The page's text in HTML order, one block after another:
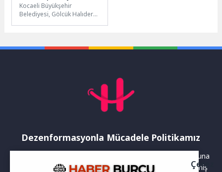
yenilendi
Kocaeli Büyükşehir
Belediyesi, Gölcük Halıdere
yaşamını kolaylaştırmaya
Dezenformasyonla Mücadele Politikamız
Yayınlanan haberler doğruluk ilkesi gözetilerek hazırlanır. Buna
rağmen bazı içeriklerde eksik, hatalı veya güncelliğini yitirmiş
Çerez